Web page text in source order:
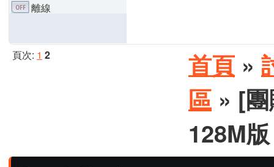
離線
頁次: 1 2 首頁 »
區 » [
128M版